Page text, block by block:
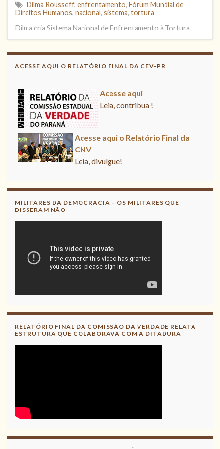
Dilma Rousseff, enfrentamento, Fórum Mundial de
Direitos Humanos, nacional, sistema, tortura
Dilma cria Sistema Nacional de Enfrentamento à Tortura
ACESSE AQUI O RELATÓRIO FINAL DA CEV-PR
CNV
Leia, divulgue!
Acesse aqui
Leia, contribua !
Acesse aqui o Relatório Final da
CNV
Leia, divulgue!
MILITARES DA DEMOCRACIA – OS MILITARES QUE
DISSERAM NÃO
RELATÓRIO FINAL DA COMISSÃO DA VERDADE RELATA
ESTRUTURA QUE COLABORAVA COM A DITADURA